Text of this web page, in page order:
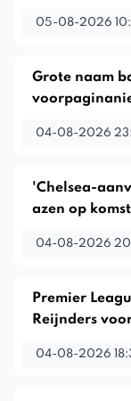
05-08-2026
Grote naam
04-08-2026
'Chelsea-
azen op
04-08-2026
Premier
Reijnders
04-08-2026